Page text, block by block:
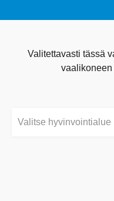
Valitettavasti tässä
vaalikoneen